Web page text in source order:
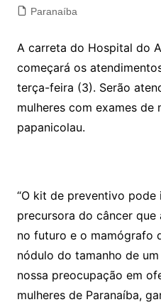
Paranaíba
A carreta do Hospital do
começará os
terça-feira (3). Serão
mulheres com exames de
papanicolau.
“O kit de preventivo pode
precursora do câncer
no futuro e o mamógrafo
nódulo do tamanho de
nossa preocupação em
mulheres de Paranaíba,